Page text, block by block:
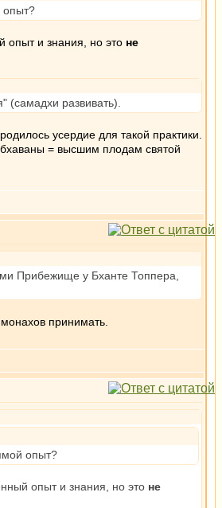
опыт?
опыт и знания, но это не
(самадхи развивать).
усердие для такой практики.
бхаваны = высшим плодам святой
Прибежище у Бханте Топпера,
принимать.
опыт?
опыт и знания, но это не